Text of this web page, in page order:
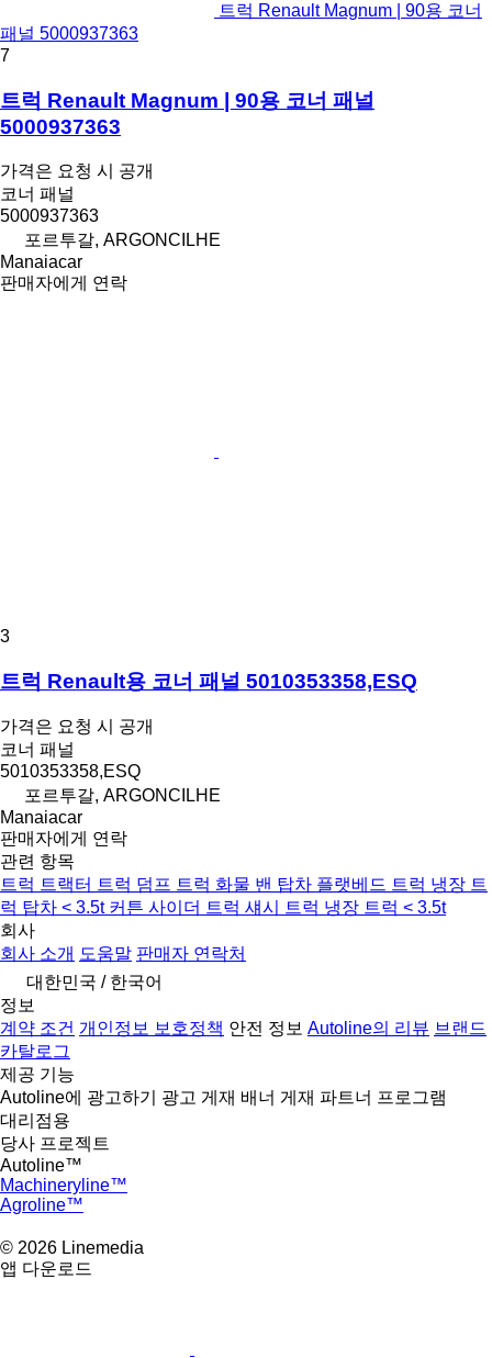
트럭 Renault Magnum | 90용 코너
패널 5000937363
7
트럭 Renault Magnum | 90용 코너 패널
5000937363
가격은 요청 시 공개
코너 패널
5000937363
포르투갈, ARGONCILHE
Manaiacar
판매자에게 연락
3
트럭 Renault용 코너 패널 5010353358,ESQ
가격은 요청 시 공개
코너 패널
5010353358,ESQ
포르투갈, ARGONCILHE
Manaiacar
판매자에게 연락
관련 항목
트럭 트랙터 트럭 덤프 트럭 화물 밴 탑차 플랫베드 트럭 냉장 트
럭 탑차 < 3.5t 커튼 사이더 트럭 섀시 트럭 냉장 트럭 < 3.5t
회사
회사 소개 도움말 판매자 연락처
대한민국 / 한국어
정보
계약 조건 개인정보 보호정책 안전 정보 Autoline의 리뷰 브랜드
카탈로그
제공 기능
Autoline에 광고하기
광고 게재 배너 게재 파트너 프로그램
대리점용
당사 프로젝트
Autoline™
Machineryline™
Agroline™
© 2026 Linemedia
앱 다운로드